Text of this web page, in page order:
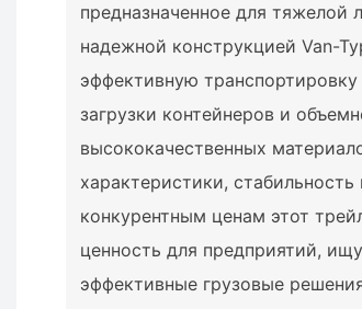
предназначенное для тяжелой
надежной конструкцией Van-
эффективную
загрузки контейнеров и
высококачественных
характеристики,
конкурентным ценам этот
ценность для предприятий,
эффективные грузовые